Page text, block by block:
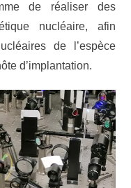
de réaliser des
nucléaire, afin
de l’espèce
d’implantation.